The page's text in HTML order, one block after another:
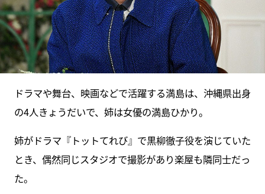
ドラマや舞台、映画などで活躍する満島は、沖縄県出身
の4人きょうだいで、姉は女優の満島ひかり。
姉がドラマ『トットてれび』で黒柳徹子役を演じていた
とき、偶然同じスタジオで撮影があり楽屋も隣同士だっ
た。